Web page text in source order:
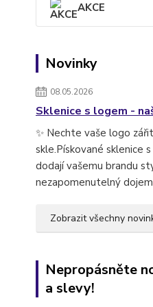
AKCE
Novinky
08.05.2026
Sklenice s logem -
✨ Nechte vaše logo
skle.Pískované sklenice
dodají vašemu brandu
nezapomenutelný
Zobrazit všechny
Nepropásněte
a slevy!